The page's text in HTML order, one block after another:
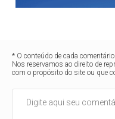
* O conteúdo de cada
Nos reservamos ao direito de
com o propósito do site ou que